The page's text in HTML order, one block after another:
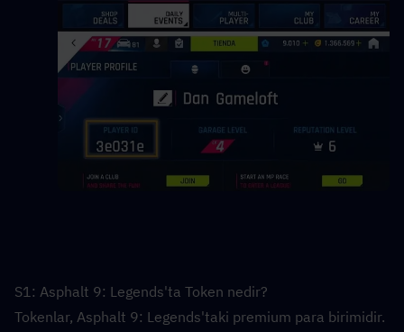
S1: Asphalt 9: Legends'ta Token nedir?
Tokenlar, Asphalt 9: Legends'taki premium para birimidir.